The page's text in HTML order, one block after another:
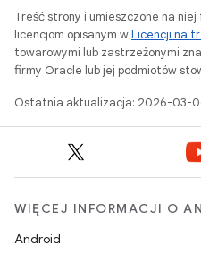
Treść strony i umieszczone na
licencjom opisanym wLicencji na
towarowymi lub zastrzeżonymi
firmy Oracle lub jej podmiotów
Ostatnia aktualizacja: 2026-03-
WIĘCEJ INFORMACJI O
Android